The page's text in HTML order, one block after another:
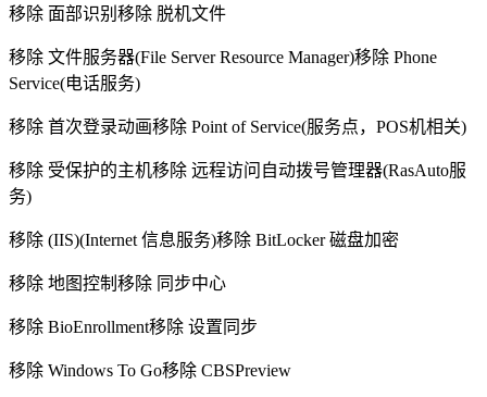
移除 面部识别移除 脱机文件
移除 文件服务器(File Server Resource Manager)移除 Phone
Service(电话服务)
移除 首次登录动画移除 Point of Service(服务点，POS机相关)
移除 受保护的主机移除 远程访问自动拨号管理器(RasAuto服
务)
移除 (IIS)(Internet 信息服务)移除 BitLocker 磁盘加密
移除 地图控制移除 同步中心
移除 BioEnrollment移除 设置同步
移除 Windows To Go移除 CBSPreview